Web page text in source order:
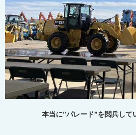
本当に”パレード”を閲兵して